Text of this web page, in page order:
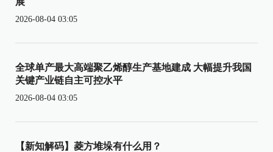
2026-08-04 03:05
全球单产最大高端聚乙烯醇生产基地建成 大幅提升我国
关键产业链自主可控水平
2026-08-04 03:05
【新知解码】菱方堆垛有什么用？